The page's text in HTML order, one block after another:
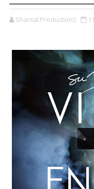
Shantal ProductionS